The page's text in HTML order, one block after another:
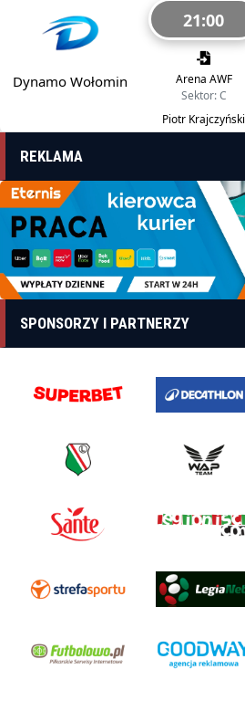
Dynamo Wołomin
21:00
Arena AWF
Sektor: C
Piotr Krajczyński
REKLAMA
SPONSORZY I PARTNERZY